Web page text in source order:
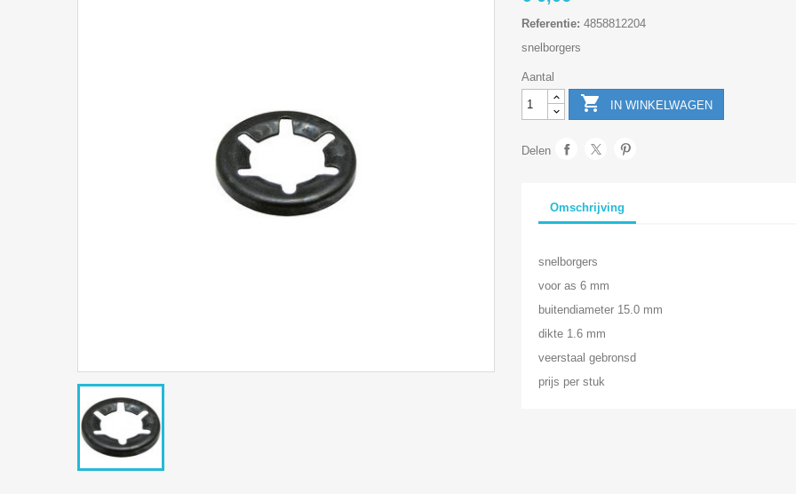
Referentie: 4858812204
snelborgers
Aantal
 IN WINKELWAGEN
Delen
Omschrijving
snelborgers
voor as 6 mm
buitendiameter 15.0 mm
dikte 1.6 mm
veerstaal gebronsd
prijs per stuk